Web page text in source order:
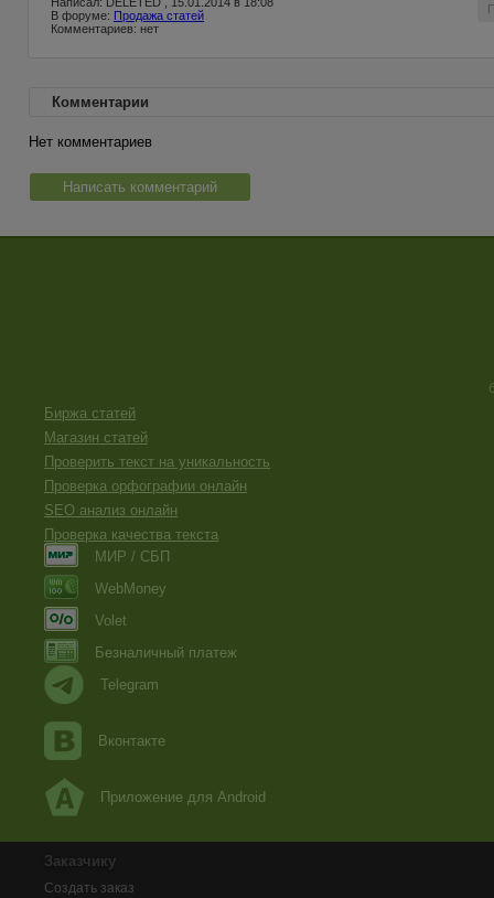
В форуме: Продажа статей
Комментариев: нет
Комментарии
Нет комментариев
Написать комментарий
Биржа статей
Магазин статей
Проверить текст на уникальность
Проверка орфографии онлайн
SEO анализ онлайн
Проверка качества текста
МИР / СБП
WebMoney
Volet
Безналичный платеж
Telegram
Вконтакте
Приложение для Android
Заказчику
Создать заказ